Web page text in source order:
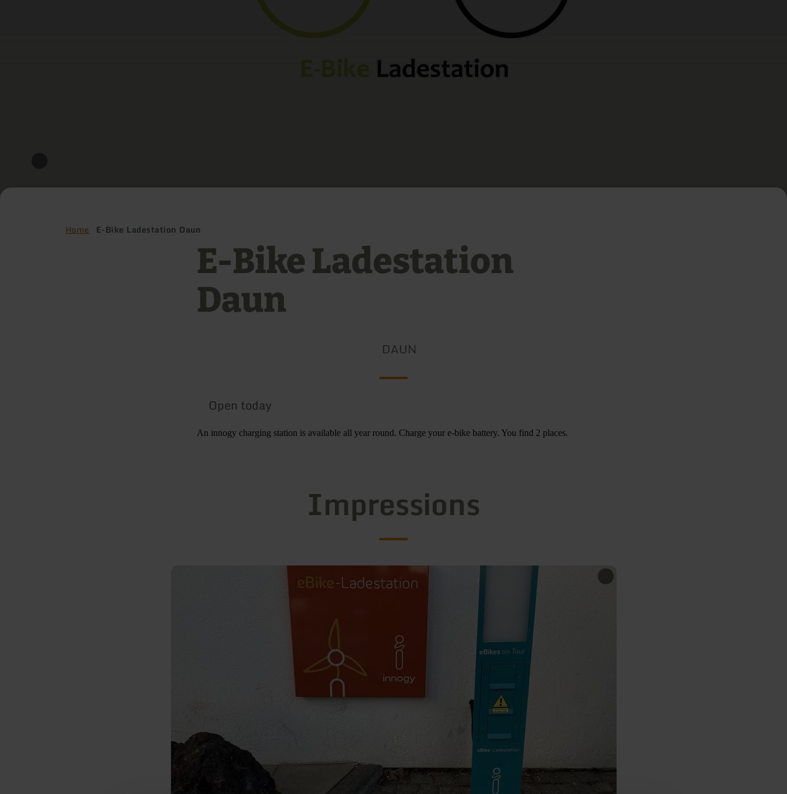
Home E-Bike Ladestation Daun
E-Bike Ladestation
Daun
DAUN
Open today
An innogy charging station is available all year round. Charge your e-bike battery. You find 2 places.
Impressions